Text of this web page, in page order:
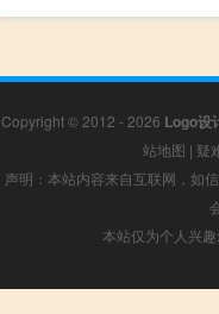
Copyright © 2012 - 2026 Logo设
站地图 | 疑
声明：本站内容来自互联网，如
本站仅为个人兴